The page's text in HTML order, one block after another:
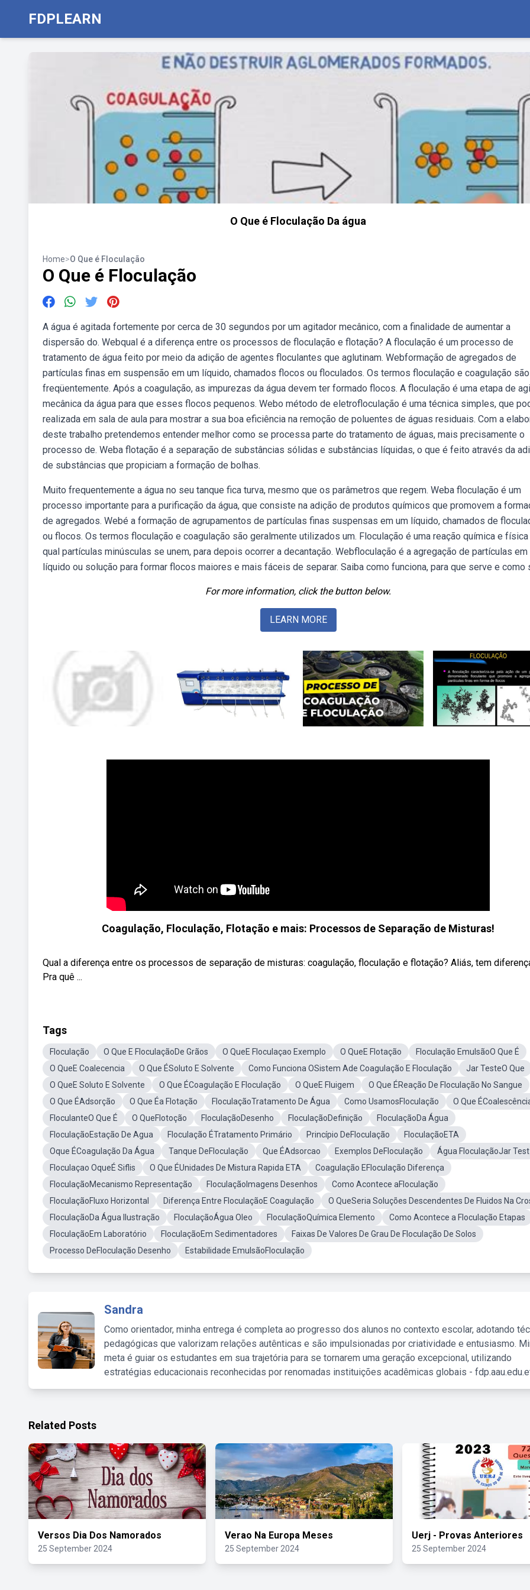
FDPLEARN
O Que é Floculação Da água
Home>O Que é Floculação
O Que é Floculação
A água é agitada fortemente por cerca de 30 segundos por um agitador mecânico, com a finalidade de aumentar a
dispersão do. Webqual é a diferença entre os processos de floculação e flotação? A floculação é um processo de
tratamento de água feito por meio da adição de agentes floculantes que aglutinam. Webformação de agregados de
partículas finas em suspensão em um líquido, chamados flocos ou floculados. Os termos floculação e coagulação são
freqüentemente. Após a coagulação, as impurezas da água devem ter formado flocos. A floculação é uma etapa de
mecânica da água para que esses flocos pequenos. Webo método de eletrofloculação é uma técnica simples, que
realizada em sala de aula para mostrar a sua boa eficiência na remoção de poluentes de águas residuais. Com a
deste trabalho pretendemos entender melhor como se processa parte do tratamento de águas, mais precisamente o
processo de. Weba flotação é a separação de substâncias sólidas e substâncias líquidas, o que é feito através da
de substâncias que propiciam a formação de bolhas.
Muito frequentemente a água no seu tanque fica turva, mesmo que os parâmetros que regem. Weba floculação é um
processo importante para a purificação da água, que consiste na adição de produtos químicos que promovem a
de agregados. Webé a formação de agrupamentos de partículas finas suspensas em um líquido, chamados de
ou flocos. Os termos floculação e coagulação são geralmente utilizados um. Floculação é uma reação química e física
qual partículas minúsculas se unem, para depois ocorrer a decantação. Webfloculação é a agregação de partículas em
líquido ou solução para formar flocos maiores e mais fáceis de separar. Saiba como funciona, para que serve e como
For more information, click the button below.
LEARN MORE
Coagulação, Floculação, Flotação e mais: Processos de Separação de Misturas!
Qual a diferença entre os processos de separação de misturas: coagulação, floculação e flotação? Aliás, tem
Pra quê ...
Tags
Floculação O Que E FloculaçãoDe Grãos O QueE Floculaçao Exemplo O QueE Flotação
Floculação EmulsãoO Que É
O QueE Coalecencia
O Que ÉSoluto E Solvente Como Funciona OSistem Ade Coagulação E Floculação
Jar TesteO Que
O QueE Soluto E Solvente
O Que ÉCoagulação E Floculação O QueE Fluigem
O Que ÉReação De Floculação No Sangue
O Que ÉAdsorção
O Que Éa Flotação FloculaçãoTratamento De Água Como UsamosFloculação
O Que
FloculanteO Que É
O QueFlotoção FloculaçãoDesenho FloculaçãoDefinição
FloculaçãoDa Água
FloculaçãoEstação De Agua
Floculação ÉTratamento Primário Princípio DeFloculação
FloculaçãoETA
Oque ÉCoagulação Da Água
Tanque DeFloculação Que ÉAdsorcao Exemplos DeFloculação
Água FloculaçãoJar Test
Floculaçao OqueÉ Siflis
O Que ÉUnidades De Mistura Rapida ETA
Coagulação EFloculação Diferença
FloculaçãoMecanismo Representação
FloculaçãoImagens Desenhos
Como Acontece aFloculação
FloculaçãoFluxo Horizontal
Diferença Entre FloculaçãoE Coagulação
O QueSeria Soluções Descendentes De Fluidos Na
FloculaçãoDa Água Ilustração
FloculaçãoÁgua Oleo FloculaçãoQuímica Elemento
Como Acontece a Floculação Etapas
FloculaçãoEm Laboratório
FloculaçãoEm Sedimentadores
Faixas De Valores De Grau De Floculação De Solos
Processo DeFloculação Desenho
Estabilidade EmulsãoFloculação
Sandra
Como orientador, minha entrega é completa ao progresso dos alunos no contexto escolar, adotando
pedagógicas que valorizam relações autênticas e são impulsionadas por criatividade e entusiasmo.
meta é guiar os estudantes em sua trajetória para se tornarem uma geração excepcional, utilizando
estratégias educacionais reconhecidas por renomadas instituições acadêmicas globais -
Related Posts
Versos Dia Dos Namorados
25 September 2024
Verao Na Europa Meses
25 September 2024
Uerj - Provas Anteriores
25 September 2024